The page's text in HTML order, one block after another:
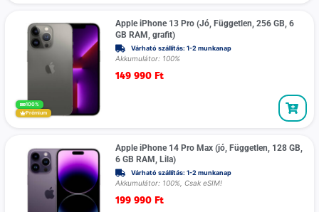
100%
Prémium
Apple iPhone 13 Pro (Jó, Független, 256 GB, 6
GB RAM, grafit)
Várható szállítás: 1-2 munkanap
Akkumulátor: 100%
149 990 Ft
Apple iPhone 14 Pro Max (jó, Független, 128 GB,
6 GB RAM, Lila)
Várható szállítás: 1-2 munkanap
Akkumulátor: 100%, Csak eSIM!
199 990 Ft